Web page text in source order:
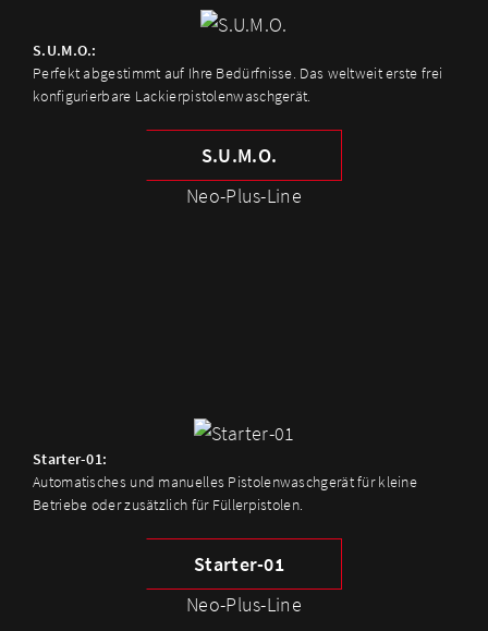
S.U.M.O.:
Perfekt abgestimmt auf Ihre Bedürfnisse. Das weltweit erste frei
konfigurierbare Lackierpistolenwaschgerät.
S.U.M.O.
Neo-Plus-Line
Starter-01:
Automatisches und manuelles Pistolenwaschgerät für kleine
Betriebe oder zusätzlich für Füllerpistolen.
Starter-01
Neo-Plus-Line